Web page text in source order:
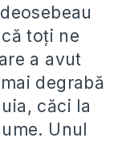
toți ne
a avut
degrabă
căci la
Unul